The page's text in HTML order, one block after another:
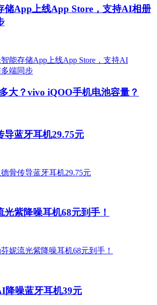
储App上线App Store，支持AI相册
大？vivo iQOO手机电池容量？
导蓝牙耳机29.75元
光紫降噪耳机68元到手！
降噪蓝牙耳机39元